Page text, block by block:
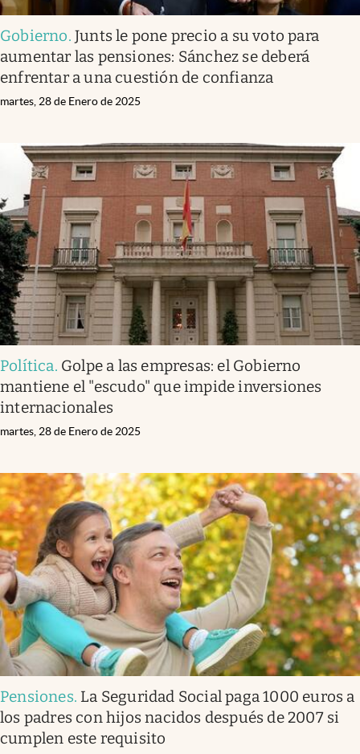
Gobierno.Junts le pone precio a su voto para
aumentar las pensiones: Sánchez se deberá
enfrentar a una cuestión de confianza
martes, 28 de Enero de 2025
Política. Golpe a las empresas: el Gobierno
mantiene el "escudo" que impide inversiones
internacionales
martes, 28 de Enero de 2025
Pensiones. La Seguridad Social paga 1000 euros a
los padres con hijos nacidos después de 2007 si
cumplen este requisito